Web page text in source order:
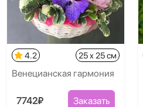
4.2 25 x 25 см
Венецианская гармония
7742₽ Заказать